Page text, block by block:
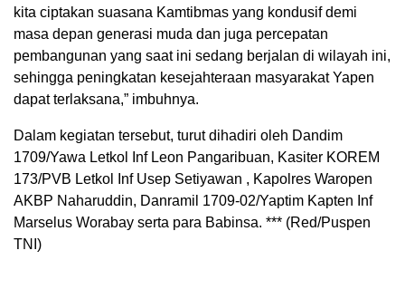
kita ciptakan suasana Kamtibmas yang kondusif demi
masa depan generasi muda dan juga percepatan
pembangunan yang saat ini sedang berjalan di wilayah ini,
sehingga peningkatan kesejahteraan masyarakat Yapen
dapat terlaksana,” imbuhnya.
Dalam kegiatan tersebut, turut dihadiri oleh Dandim
1709/Yawa Letkol Inf Leon Pangaribuan, Kasiter KOREM
173/PVB Letkol Inf Usep Setiyawan , Kapolres Waropen
AKBP Naharuddin, Danramil 1709-02/Yaptim Kapten Inf
Marselus Worabay serta para Babinsa. *** (Red/Puspen
TNI)